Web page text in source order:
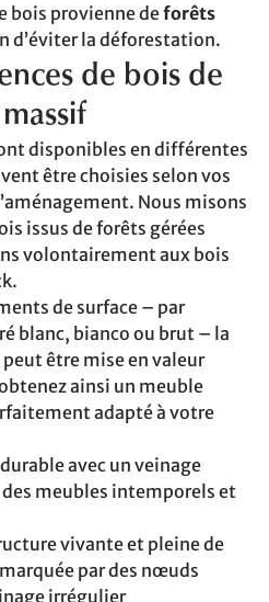
bois provienne deforêts
d’éviter la déforestation.
de bois de
disponibles en différentes
être choisies selon vos
Nous misons
issus de forêts gérées
volontairement aux bois
de surface – par
blanc, bianco ou brut – la
être mise en valeur
ainsi un meuble
adapté à votre
avec un veinage
meubles intemporels et
vivante et pleine de
par des nœuds
irrégulier